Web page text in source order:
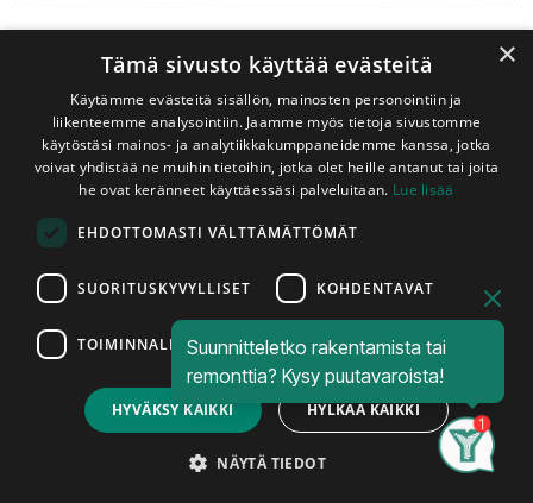
Price:
14,70€
Add to Cart
Account
Lämpökäsitelty Haapapaneeli 15x160 mm STS Kallio
Lämpökäsitelty Haapapaneeli
15x160 mm STS Kallio
Piilokiinnityspontti, A-Laatu
Lämpökäsitelty paneeli, jonka reunoissa on 2 mm pyöristys
ja 3 mm avosauma. Paneelin raaka-aineena on A-
laatuluokan haapa. Soveltuu saunaan ja kosteiden tilojen
kattoihin. Paneeleiden pituudet vaihtelevat
Suunnitteletko rakentamista tai
remonttia? Kysy puutavaroista!
×
Tämä sivusto käyttää evästeitä
Käytämme evästeitä sisällön, mainosten personointiin ja
liikenteemme analysointiin. Jaamme myös tietoja sivustomme
käytöstäsi mainos- ja analytiikkakumppaneidemme kanssa, jotka
voivat yhdistää ne muihin tietoihin, jotka olet heille antanut tai joita
he ovat keränneet käyttäessäsi palveluitaan. Lue lisää
EHDOTTOMASTI VÄLTTÄMÄTTÖMÄT
SUORITUSKYVYLLISET KOHDENTAVAT
TOIMINNALLISET
HYVÄKSY KAIKKI HYLKÄÄ KAIKKI
NÄYTÄ TIEDOT